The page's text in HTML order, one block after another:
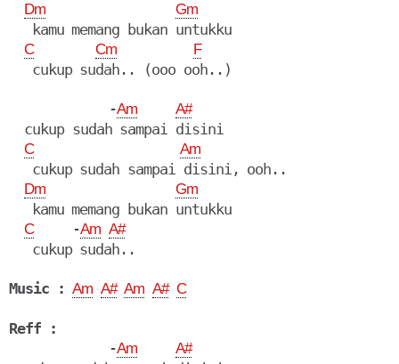
Dm Gm
   kamu memang bukan untukku
C Cm F
   cukup sudah.. (ooo ooh..)
             -
Am A#
  cukup sudah sampai disini
C Am
   cukup sudah sampai disini, ooh..
Dm Gm
   kamu memang bukan untukku
C
     -
Am A#
   cukup sudah..
Music : Am A# Am A# C
Reff :
             -
Am A#